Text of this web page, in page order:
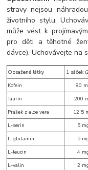
stravy nejsou
životního stylu.
může vést k
pro děti a těhotné
dávce). Uchovávejte na
Obsažené látky 1 sáček
Kofein
80
Taurin
200
Prášek z aloe vera
12,5
L-serin
5
L-glutamin
5
L-leucin
4
L-valin
2